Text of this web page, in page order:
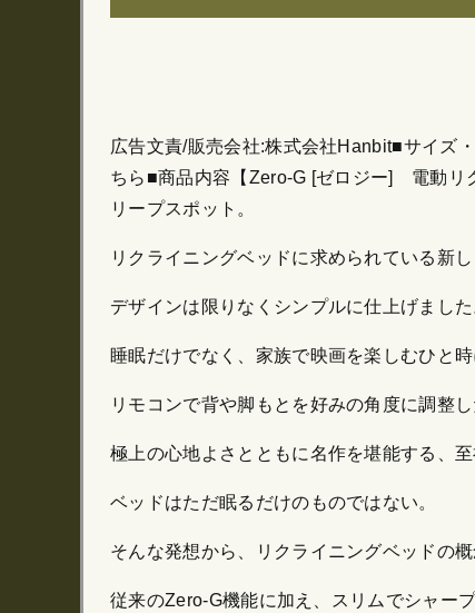
広告文責/販売会社:株式会社Hanbit■サイズ
ちら■商品内容【Zero-G [ゼロジー] 電動リ
リープスポット。
リクライニングベッドに求められている新
デザインは限りなくシンプルに仕上げました
睡眠だけでなく、家族で映画を楽しむひと時
リモコンで背や脚もとを好みの角度に調整
極上の心地よさとともに名作を堪能する、至
ベッドはただ眠るだけのものではない。
そんな発想から、リクライニングベッドの
従来のZero-G機能に加え、スリムでシャー